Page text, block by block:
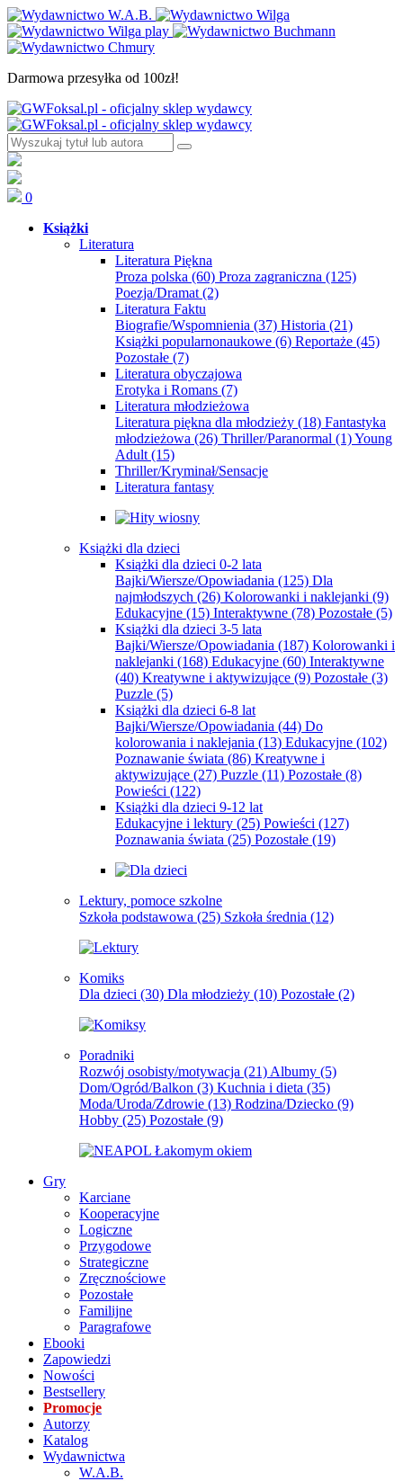
Darmowa przesyłka od 100zł!
0
Książki
Literatura
Literatura Piękna
Proza polska (60) Proza zagraniczna (125)
Poezja/Dramat (2)
Literatura Faktu
Biografie/Wspomnienia (37) Historia (21)
Książki popularnonaukowe (6) Reportaże (45)
Pozostałe (7)
Literatura obyczajowa
Erotyka i Romans (7)
Literatura młodzieżowa
Literatura piękna dla młodzieży (18) Fantastyka
młodzieżowa (26) Thriller/Paranormal (1)Young
Adult (15)
Thriller/Kryminał/Sensacje
Literatura fantasy
Książki dla dzieci
Książki dla dzieci 0-2 lata
Bajki/Wiersze/Opowiadania (125) Dla
najmłodszych (26) Kolorowanki i naklejanki (9)
Edukacyjne (15) Interaktywne (78) Pozostałe (5)
Książki dla dzieci 3-5 lata
Bajki/Wiersze/Opowiadania (187) Kolorowanki i
naklejanki (168) Edukacyjne (60) Interaktywne
(40) Kreatywne i aktywizujące (9) Pozostałe (3)
Puzzle (5)
Książki dla dzieci 6-8 lat
Bajki/Wiersze/Opowiadania (44) Do
kolorowania i naklejania (13) Edukacyjne (102)
Poznawanie świata (86) Kreatywne i
aktywizujące (27) Puzzle (11) Pozostałe (8)
Powieści (122)
Książki dla dzieci 9-12 lat
Edukacyjne i lektury (25) Powieści (127)
Poznawania świata (25) Pozostałe (19)
Lektury, pomoce szkolne
Szkoła podstawowa (25) Szkoła średnia (12)
Komiks
Dla dzieci (30) Dla młodzieży (10) Pozostałe (2)
Poradniki
Rozwój osobisty/motywacja (21) Albumy (5)
Dom/Ogród/Balkon (3) Kuchnia i dieta (35)
Moda/Uroda/Zdrowie (13) Rodzina/Dziecko (9)
Hobby (25) Pozostałe (9)
Gry
Karciane
Kooperacyjne
Logiczne
Przygodowe
Strategiczne
Zręcznościowe
Pozostałe
Familijne
Paragrafowe
Ebooki
Zapowiedzi
Nowości
Bestsellery
Promocje
Autorzy
Katalog
Wydawnictwa
W.A.B.